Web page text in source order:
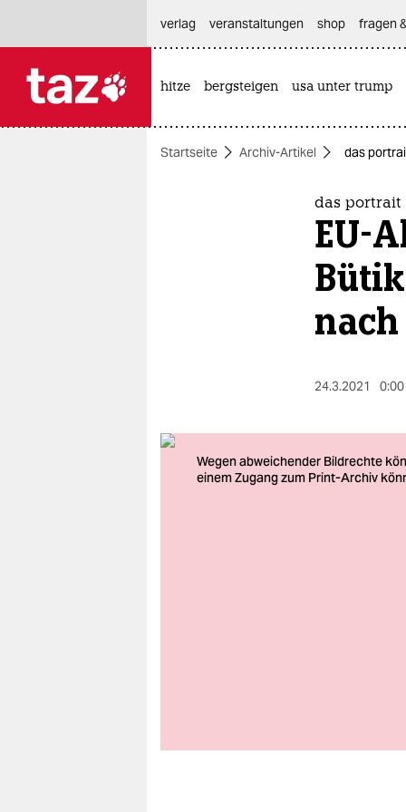
themen
nord
wahrheit
verlag
veranstaltungen shop fragen
hitze bergsteigen usa unter trump
Startseite Archiv-Artikel das
das portrait
EU-
24.3.2021